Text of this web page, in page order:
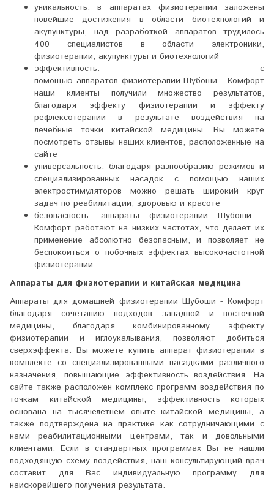
уникальность: в аппаратах физиотерапии заложены
новейшие достижения в области биотехнологий и
акупунктуры, над разработкой аппаратов трудилось
400 специалистов в области электроники,
физиотерапии, акупунктуры и биотехнологий
эффективность: с
помощью аппаратов физиотерапии Шубоши - Комфорт
наши клиенты получили множество результатов,
благодаря эффекту физиотерапии и эффекту
рефлексотерапии в результате воздействия на
лечебные точки китайской медицины. Вы можете
посмотреть отзывы наших клиентов, расположенные на
сайте
универсальность: благодаря разнообразию режимов и
специализированных насадок с помощью наших
электростимуляторов можно решать широкий круг
задач по реабилитации, здоровью и красоте
безопасность: аппараты физиотерапии Шубоши -
Комфорт работают на низких частотах, что делает их
применение абсолютно безопасным, и позволяет не
беспокоиться о побочных эффектах высокочастотной
физиотерапии
Аппараты для физиотерапии и китайская медицина
Аппараты для домашней физиотерапии Шубоши - Комфорт
благодаря сочетанию подходов западной и восточной
медицины, благодаря комбинированному эффекту
физиотерапии и иглоукалывания, позволяют добиться
сверхэффекта. Вы можете купить аппарат физиотерапии в
комплекте со специализированными насадками различного
назначения, повышающие эффективность воздействия. На
сайте также расположен комплекс программ воздействия по
точкам китайской медицины, эффективность которых
основана на тысячелетнем опыте китайской медицины, а
также подтверждена на практике как сотрудничающими с
нами реабилитационными центрами, так и довольными
клиентами. Если в стандартных программах Вы не нашли
подходящую схему воздействия, наш консультирующий врач
составит для Вас индивидуальную программу для
наискорейшего получения результата.